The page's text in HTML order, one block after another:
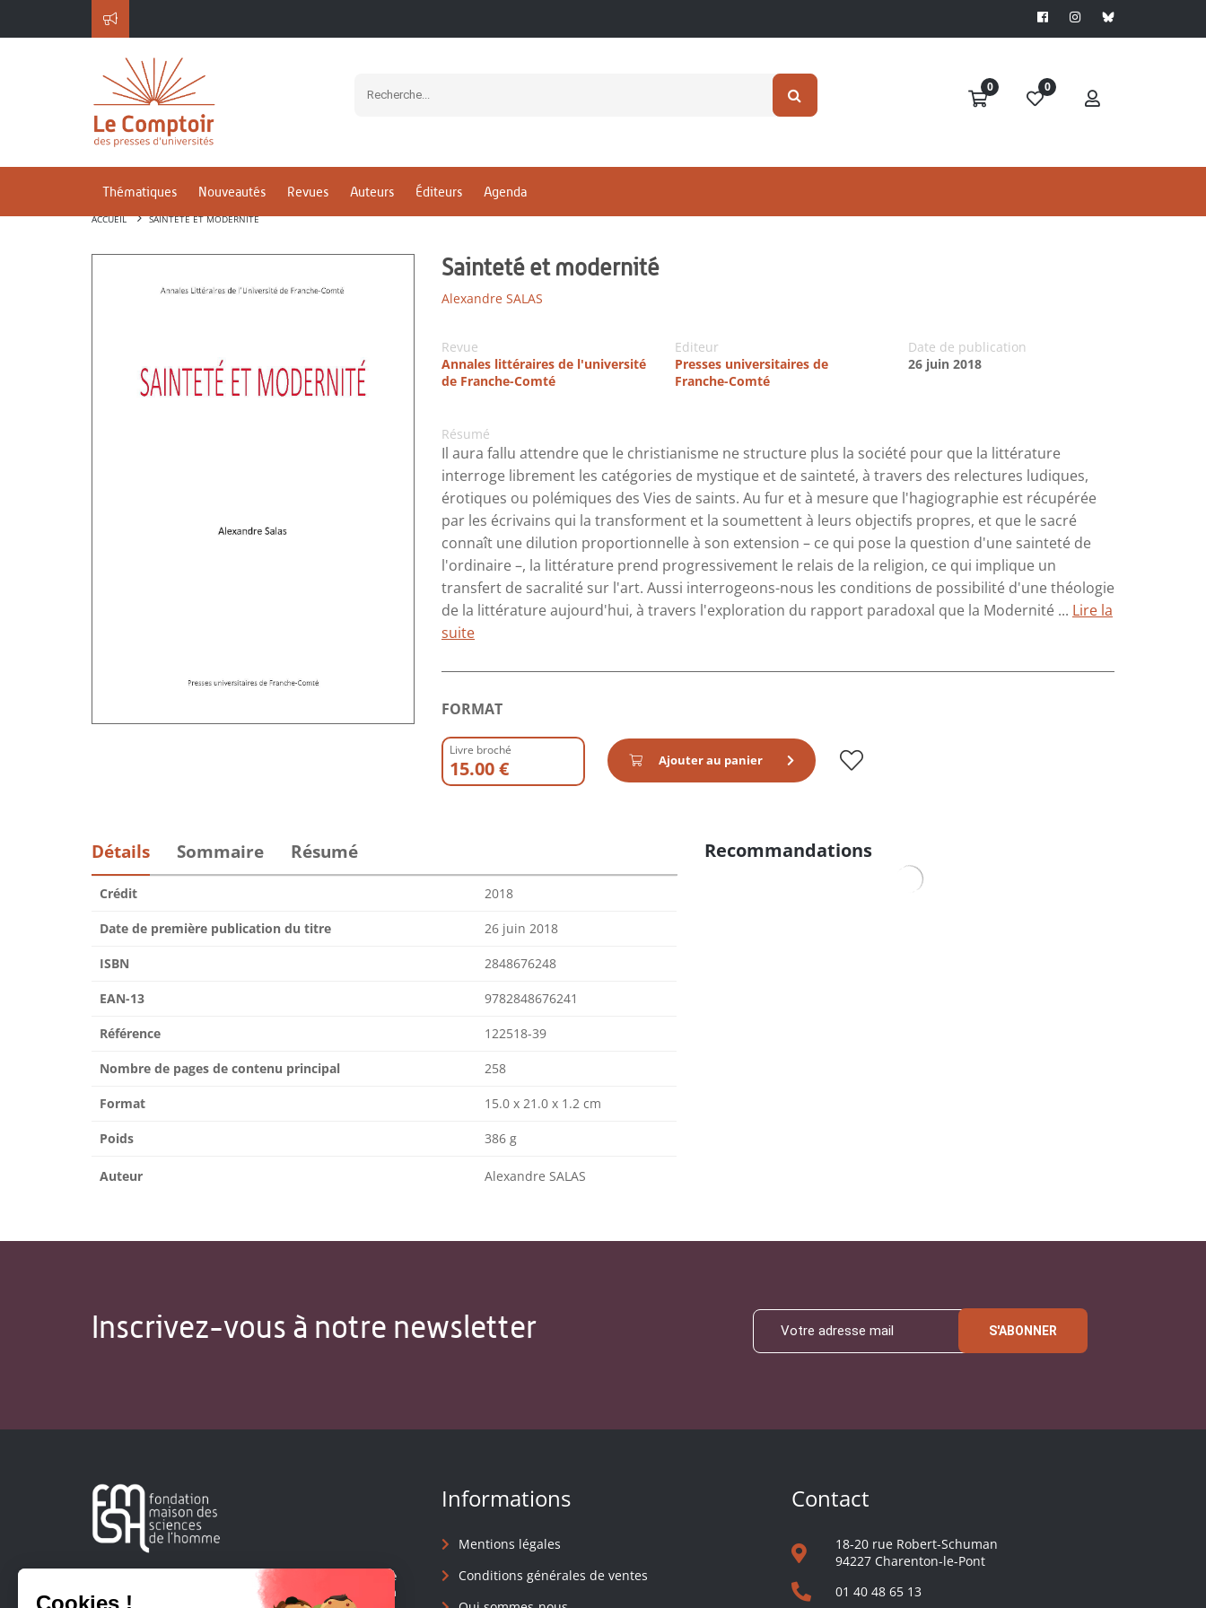
0 0
Thématiques Nouveautés Revues Auteurs Éditeurs Agenda
ACCUEIL SAINTETÉ ET MODERNITÉ
Sainteté et modernité
Alexandre SALAS
Revue
Annales littéraires de l'université
de Franche-Comté
Editeur
Presses universitaires de
Franche-Comté
Date de publication
26 juin 2018
Résumé
Il aura fallu attendre que le christianisme ne structure plus la société pour que la littérature
interroge librement les catégories de mystique et de sainteté, à travers des relectures ludiques,
érotiques ou polémiques des Vies de saints. Au fur et à mesure que l'hagiographie est récupérée
par les écrivains qui la transforment et la soumettent à leurs objectifs propres, et que le sacré
connaît une dilution proportionnelle à son extension – ce qui pose la question d'une sainteté de
l'ordinaire –, la littérature prend progressivement le relais de la religion, ce qui implique un
transfert de sacralité sur l'art. Aussi interrogeons-nous les conditions de possibilité d'une théologie
de la littérature aujourd'hui, à travers l'exploration du rapport paradoxal que la Modernité ... Lire la
suite
FORMAT
Livre broché
15.00 € Ajouter au panier
Détails Sommaire Résumé
Crédit 2018
Date de première publication du titre 26 juin 2018
ISBN 2848676248
EAN-13 9782848676241
Référence 122518-39
Nombre de pages de contenu principal 258
Format 15.0 x 21.0 x 1.2 cm
Poids 386 g
Auteur Alexandre SALAS
Recommandations
Inscrivez-vous à notre newsletter S'ABONNER
Créée en 1963, la Fondation Maison Sciences de l'Homme
soutient la recherche et la diffusion des connaissances en
Informations
Mentions légales
Conditions générales de ventes
Contact
18-20 rue Robert-Schuman
94227 Charenton-le-Pont
01 40 48 65 13